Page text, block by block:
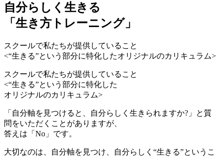
自分らしく生きる
「 生き方 ト レーニング」
スクールで私たちが提供していること
<“生きる”という部分に特化したオリジナルのカリキュラム>
スクールで私たちが提供していること
<“生きる”という部分に特化した
オリジナルのカリキュラム>
「自分軸を見つけると、自分らしく生きられますか?」と質
問をいただくことがありますが、
答えは「No」です。
大切なのは、自分軸を見つけ、自分らしく“生きる”というこ